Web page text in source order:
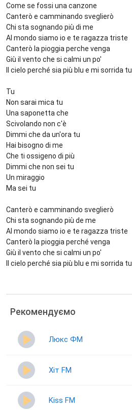
Come se fossi una canzone
Canterò e camminando sveglierò
Chi sta sognando più di me
Al mondo siamo io e te ragazza triste
Canterò la pioggia perche venga
Giù il vento che si calmi un po'
Il cielo perché sia più blu e mi sorrida tu
Tu
Non sarai mica tu
Una saponetta che
Scivolando non c'è
Dimmi che da un'ora tu
Hai bisogno di me
Che ti ossigeno di più
Dimmi che non sei tu
Un miraggio
Ma sei tu
Canterò e camminando sveglierò
Chi sta sognando più de me
Al mondo siamo io e te ragazza triste
Canterò la pioggia perché venga
Giù il vento che si calmi un po'
Il cielo perché sia più blu e mi sorrida tu
Рекомендуємо
Люкс ФМ
Хіт FM
Kiss FM